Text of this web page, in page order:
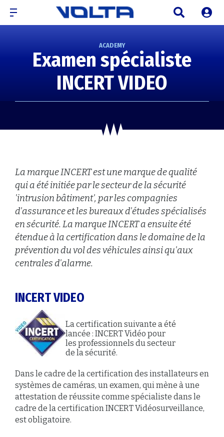
ACADEMY
Examen spécialiste
INCERT VIDEO
La marque INCERT est une marque de qualité
qui a été initiée par le secteur de la sécurité
'intrusion bâtiment', par les compagnies
d'assurance et les bureaux d'études spécialisés
en sécurité. La marque INCERT a ensuite été
étendue à la certification dans le domaine de la
prévention du vol des véhicules ainsi qu'aux
centrales d'alarme.
INCERT VIDEO
La certification suivante a été
lancée : INCERT Vidéo pour
les professionnels du secteur
de la sécurité.
Dans le cadre de la certification des installateurs en
systèmes de caméras, un examen, qui mène à une
attestation de réussite comme spécialiste dans le
cadre de la certification INCERT Vidéosurveillance,
est obligatoire.